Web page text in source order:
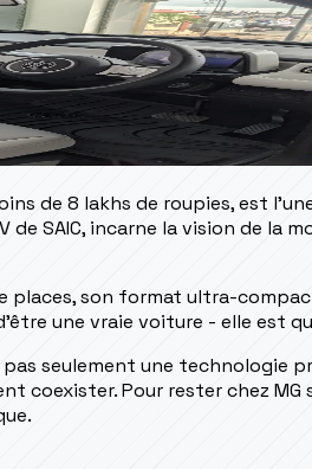
de 8 lakhs de roupies, est
de SAIC, incarne la vision de
places, son format ultra-
une vraie voiture - elle est
seulement une technologie
coexister. Pour rester chez MG